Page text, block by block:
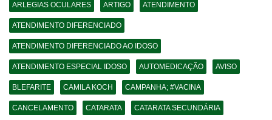
ARLEGIAS OCULARES ARTIGO ATENDIMENTO
ATENDIMENTO DIFERENCIADO
ATENDIMENTO DIFERENCIADO AO IDOSO
ATENDIMENTO ESPECIAL IDOSO AUTOMEDICAÇÃO AVISO
BLEFARITE CAMILA KOCH CAMPANHA; #VACINA
CANCELAMENTO CATARATA CATARATA SECUNDÁRIA